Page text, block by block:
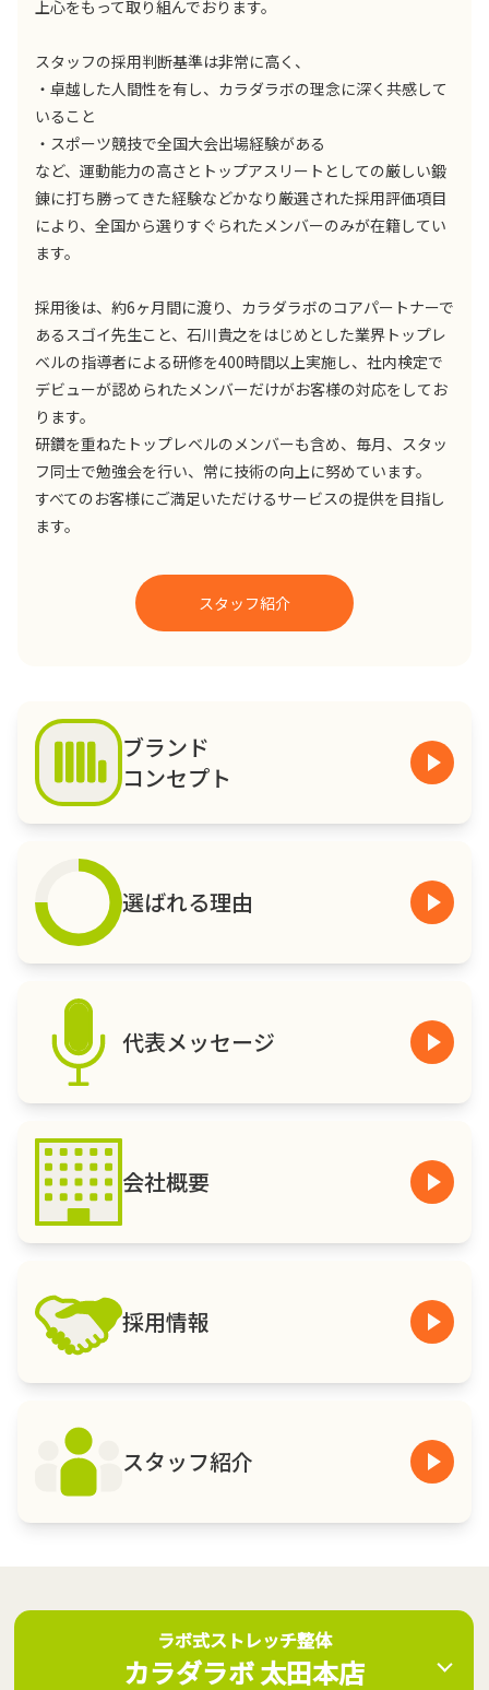
上心をもって取り組んでおります。
スタッフの採用判断基準は非常に高く、
・卓越した人間性を有し、カラダラボの理念に深く共感して
いること
・スポーツ競技で全国大会出場経験がある
など、運動能力の高さとトップアスリートとしての厳しい鍛
錬に打ち勝ってきた経験などかなり厳選された採用評価項目
により、全国から選りすぐられたメンバーのみが在籍してい
ます。
採用後は、約6ヶ月間に渡り、カラダラボのコアパートナーで
あるスゴイ先生こと、石川貴之をはじめとした業界トップレ
ベルの指導者による研修を400時間以上実施し、社内検定で
デビューが認められたメンバーだけがお客様の対応をしてお
ります。
研鑽を重ねたトップレベルのメンバーも含め、毎月、スタッ
フ同士で勉強会を行い、常に技術の向上に努めています。
すべてのお客様にご満足いただけるサービスの提供を目指し
ます。
スタッフ紹介
ブランド
コンセプト
選ばれる理由
代表メッセージ
会社概要
採用情報
スタッフ紹介
ラボ式ストレッチ整体
カラダラボ 太田本店
ラボ式ストレッチ整体 カラダラ